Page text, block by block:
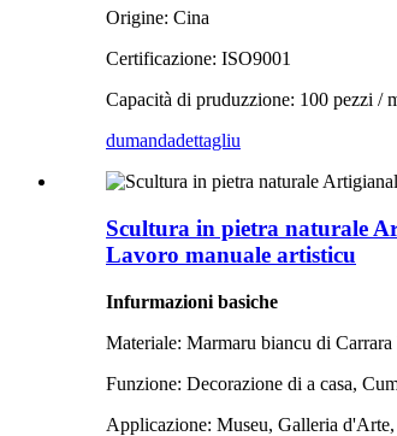
Origine: Cina
Certificazione: ISO9001
Capacità di pruduzzione: 100 pezzi /
dumandadettagliu
Scultura in pietra naturale
Lavoro manuale artisticu
Infurmazioni basiche
Materiale: Marmaru biancu di
Funzione: Decorazione di a casa,
Applicazione: Museu, Galleria